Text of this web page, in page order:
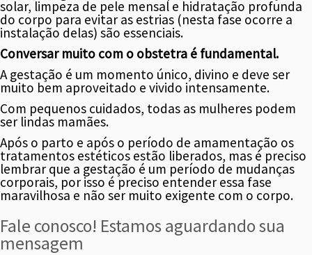
solar, limpeza de pele mensal e hidratação profunda
do corpo para evitar as estrias (nesta fase ocorre a
instalação delas) são essenciais.
Conversar muito com o obstetra é fundamental.
A gestação é um momento único, divino e deve ser
muito bem aproveitado e vivido intensamente.
Com pequenos cuidados, todas as mulheres podem
ser lindas mamães.
Após o parto e após o período de amamentação os
tratamentos estéticos estão liberados, mas é preciso
lembrar que a gestação é um período de mudanças
corporais, por isso é preciso entender essa fase
maravilhosa e não ser muito exigente com o corpo.
Fale conosco! Estamos aguardando sua
mensagem